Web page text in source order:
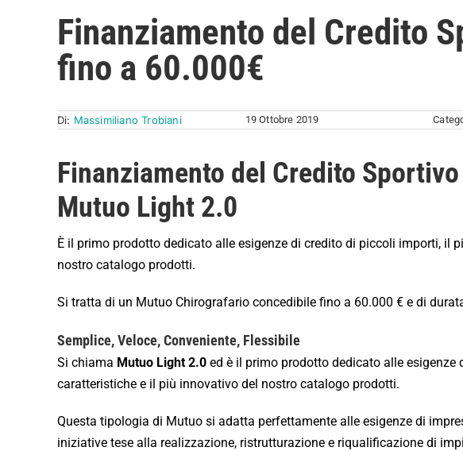
Finanziamento del Credito
fino a 60.000€
Di: Massimiliano Trobiani 19 Ottobre 2019
Finanziamento del Credito Sportivo
Mutuo Light 2.0
È il primo prodotto dedicato alle esigenze di credito di piccoli importi, il
nostro catalogo prodotti.
Si tratta di un Mutuo Chirografario concedibile fino a 60.000 € e di
Semplice, Veloce, Conveniente, Flessibile
Si chiama Mutuo Light 2.0ed è il primo prodotto dedicato alle
caratteristiche e il più innovativo del nostro catalogo prodotti.
Questa tipologia di Mutuo si adatta perfettamente alle esigenze di
iniziative tese alla realizzazione, ristrutturazione e riqualificazione di